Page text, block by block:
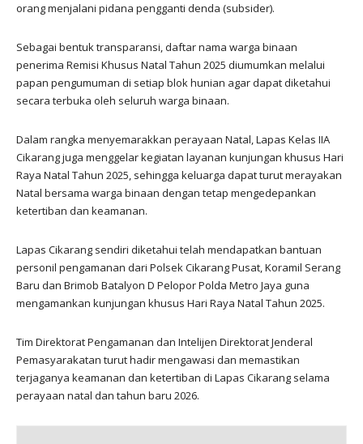
orang menjalani pidana pengganti denda (subsider).
Sebagai bentuk transparansi, daftar nama warga binaan
penerima Remisi Khusus Natal Tahun 2025 diumumkan melalui
papan pengumuman di setiap blok hunian agar dapat diketahui
secara terbuka oleh seluruh warga binaan.
Dalam rangka menyemarakkan perayaan Natal, Lapas Kelas IIA
Cikarang juga menggelar kegiatan layanan kunjungan khusus Hari
Raya Natal Tahun 2025, sehingga keluarga dapat turut merayakan
Natal bersama warga binaan dengan tetap mengedepankan
ketertiban dan keamanan.
Lapas Cikarang sendiri diketahui telah mendapatkan bantuan
personil pengamanan dari Polsek Cikarang Pusat, Koramil Serang
Baru dan Brimob Batalyon D Pelopor Polda Metro Jaya guna
mengamankan kunjungan khusus Hari Raya Natal Tahun 2025.
Tim Direktorat Pengamanan dan Intelijen Direktorat Jenderal
Pemasyarakatan turut hadir mengawasi dan memastikan
terjaganya keamanan dan ketertiban di Lapas Cikarang selama
perayaan natal dan tahun baru 2026.